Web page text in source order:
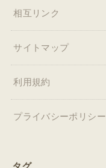
相互リンク
サイトマップ
利用規約
プライバシーポリシー